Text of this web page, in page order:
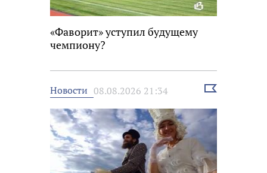
«Фаворит» уступил будущему
чемпиону?
Новости 08.08.2026 21:34
Выбрать